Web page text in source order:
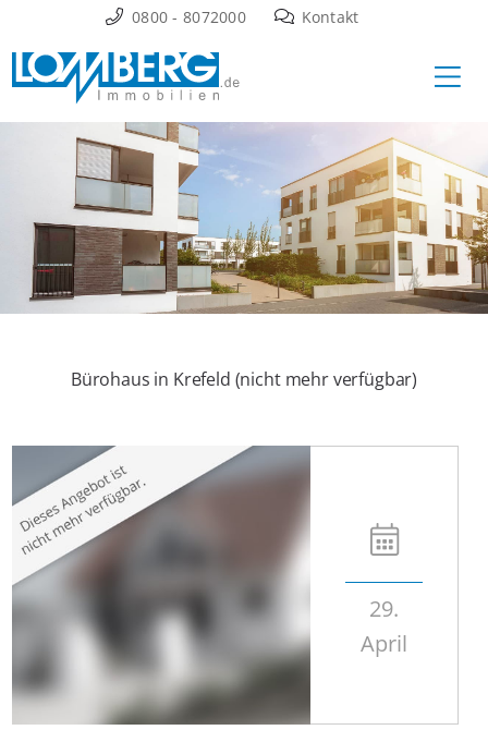
Inhalt
springen
0800 - 8072000 Kontakt
Bürohaus in Krefeld (nicht mehr verfügbar)
29.
April